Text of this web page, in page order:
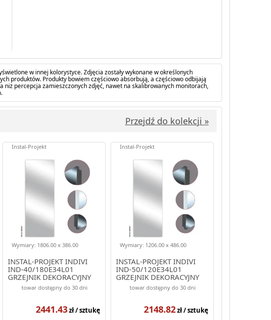
w innej kolorystyce. Zdjęcia zostały wykonane w określonych
produktów. Produkty bowiem częściowo absorbują, a częściowo odbijają
percepcja zamieszczonych zdjęć, nawet na skalibrowanych monitorach,
Przejdź do kolekcji »
INSTAL-PROJEKT INDIVI
IND-40/180E34L01
GRZEJNIK DEKORACYJNY
1806/386 KOLOR WHITE
MAT (ELEGANTE)
Wymiary: 1806.00 x 386.00
Instal-Projekt
towar dostępny do 30 dni
2441.43zł / sztukę
INSTAL-PROJEKT INDIVI
IND-50/120E34L01
GRZEJNIK DEKORACYJNY
1206/486 KOLOR BIAŁY
(ELEGANTE)
Wymiary: 1206.00 x 486.00
Instal-Projekt
towar dostępny do 30 dni
2148.82zł / sztukę